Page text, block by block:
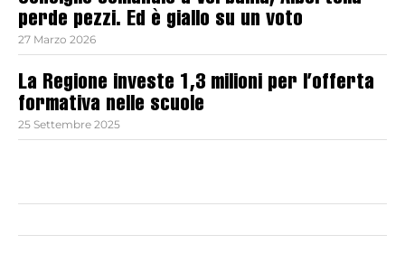
perde pezzi. Ed è giallo su un voto
27 Marzo 2026
La Regione investe 1,3 milioni per l’offerta
formativa nelle scuole
25 Settembre 2025